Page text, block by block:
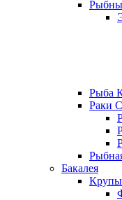
Рыба
Раки
Бакалея
Крупы